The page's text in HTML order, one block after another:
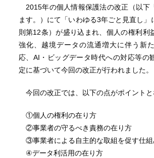
2015年の個人情報保護法の改正（以下
ます。）にて「いわゆる3年ごと見直し」
則第12条）が盛り込まれ、個人の権利利
強化、越境データの流通増大に伴う新
応、AI・ビッグデータ時代への対応等の
定に基づいて今回の改正が行われました。
今回の改正では、以下の点がポイントと
①個人の権利の在り方
②事業者の守るべき責務の在り方
③事業者による自主的な取組を促す仕組
④データ利活用の在り方